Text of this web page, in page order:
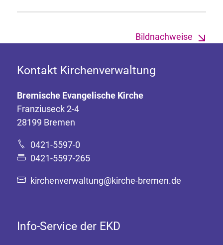
Bildnachweise
Kontakt Kirchenverwaltung
Bremische Evangelische Kirche
Franziuseck 2-4
28199 Bremen
0421-5597-0
0421-5597-265
kirchenverwaltung@kirche-bremen.de
Info-Service der EKD